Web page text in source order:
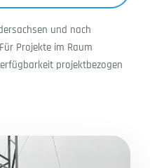
und nach
Projekte im Raum
projektbezogen